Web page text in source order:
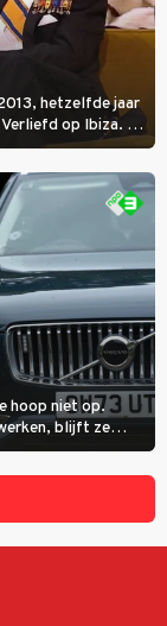
hetzelfde jaar
op Ibiza. In
weten van het
hoop niet op.
blijft ze
Pirie leidt het